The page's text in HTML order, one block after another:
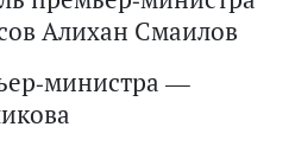
Алихан Смаилов
министра —